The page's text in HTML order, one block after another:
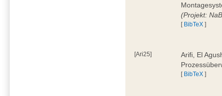
(Projekt:
[ BibTeX ]
[Ari25]
Arifi, El
[ BibTeX ]